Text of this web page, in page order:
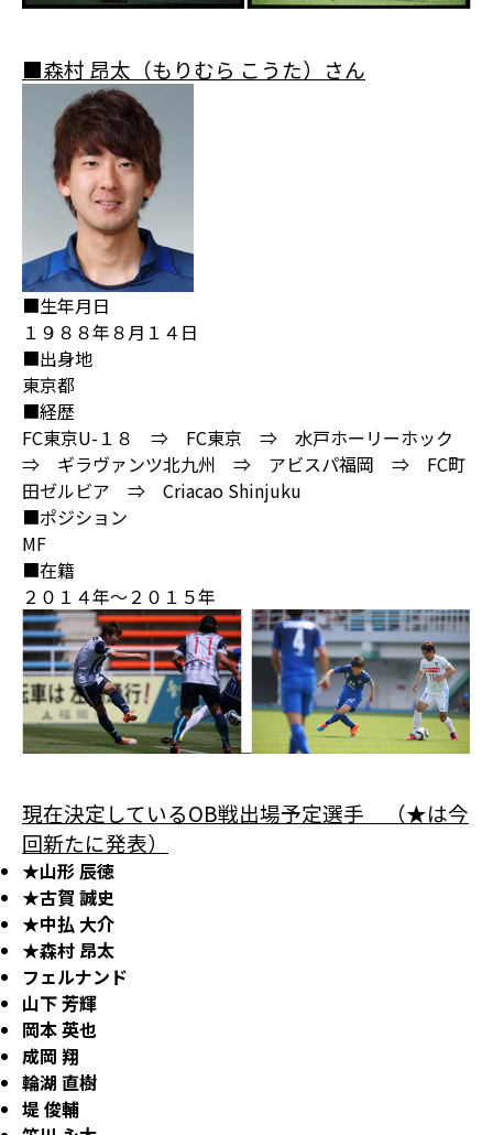
■森村 昂太（もりむら こうた）さん
■生年月日
１９８８年８月１４日
■出身地
東京都
■経歴
FC東京U-１８ ⇒ FC東京 ⇒ 水戸ホーリーホック
⇒ ギラヴァンツ北九州 ⇒ アビスパ福岡 ⇒ FC町
田ゼルビア ⇒ Criacao Shinjuku
■ポジション
MF
■在籍
２０１４年～２０１５年
現在決定しているOB戦出場予定選手 （★は今
回新たに発表）
★山形 辰徳
★古賀 誠史
★中払 大介
★森村 昂太
フェルナンド
山下 芳輝
岡本 英也
成岡 翔
輪湖 直樹
堤 俊輔